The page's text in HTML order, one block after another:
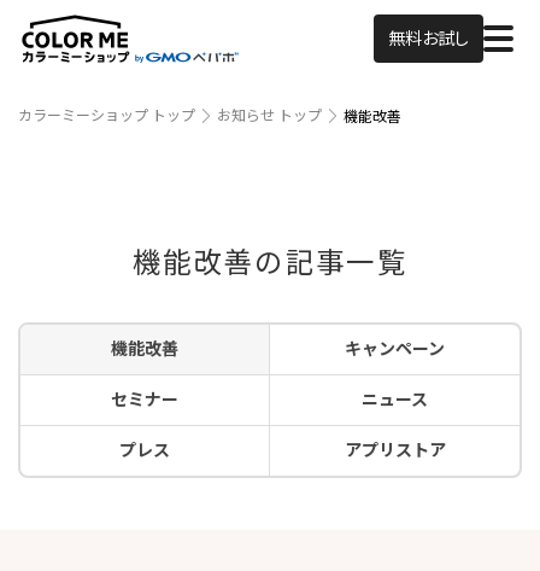
無料お試し
カラーミーショップ トップ お知らせ トップ 機能改善
機能改善の記事一覧
機能改善 キャンペーン
セミナー ニュース
プレス アプリストア